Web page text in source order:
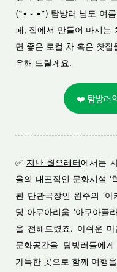
(˶• ֊ •˶) 탐방러 님도 여
페, 집에서 만들어 마시는
면 좋은 로컬 차 혹은 찻
유해 드릴게요.
❤️ 탐방러
✅ 지난 월요레터에서는
울의 대표적인 문화시설 ‘
된 단관극장인 원주의 ‘
딩 아쿠아리움 ‘아쿠아플
을 전해드렸죠. 아쉬운
문화공간을 탐방러들에
가득한 곳으로 함께 여행